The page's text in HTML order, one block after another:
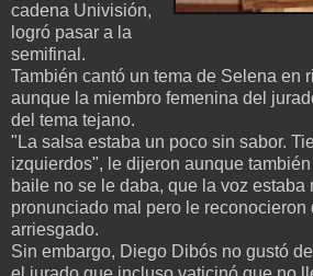
cadena Univisión,
logró pasar a la
semifinal.
También cantó un tema de Selena en
aunque la miembro femenina del
del tema tejano.
"La salsa estaba un poco sin sabor.
izquierdos", le dijeron aunque
baile no se le daba, que la voz estaba
pronunciado mal pero le reconocieron
arriesgado.
Sin embargo, Diego Dibós no gustó